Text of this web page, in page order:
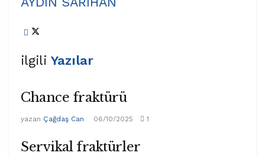
ilgili Yazılar
Chance fraktürü
yazan Çağdaş Can 06/10/2025 1
Servikal fraktürler